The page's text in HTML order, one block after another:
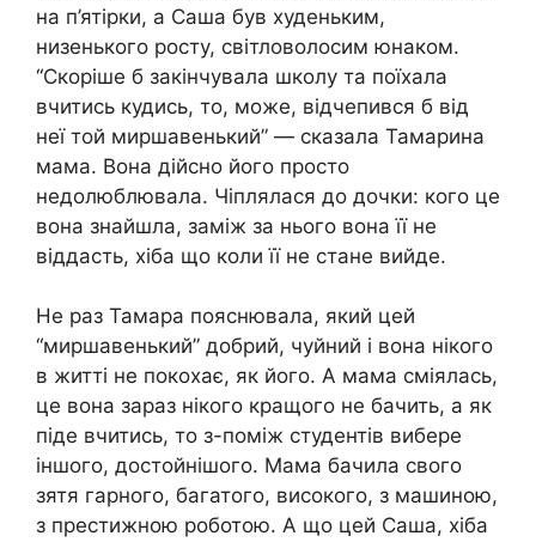
на п’ятірки, а Саша був худеньким,
низенького росту, світловолосим юнаком.
“Скоріше б закінчувала школу та поїхала
вчитись кудись, то, може, відчепився б від
неї той миршавенький” — сказала Тамарина
мама. Вона дійсно його просто
недолюблювала. Чіплялася до дочки: кого це
вона знайшла, заміж за нього вона її не
віддасть, хіба що коли її не стане вийде.
Не раз Тамара пояснювала, який цей
“миршавенький” добрий, чуйний і вона нікого
в житті не покохає, як його. А мама сміялась,
це вона зараз нікого кращого не бачить, а як
піде вчитись, то з-поміж студентів вибере
іншого, достойнішого. Мама бачила свого
зятя гарного, багатого, високого, з машиною,
з престижною роботою. А що цей Саша, хіба